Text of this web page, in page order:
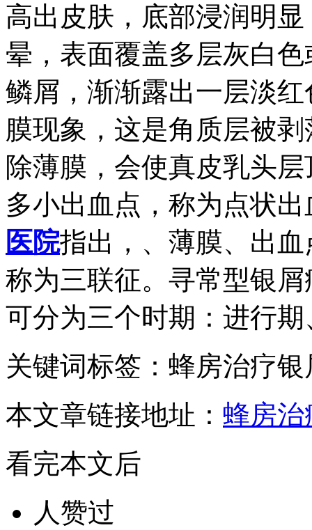
高出皮肤，底部浸润明
晕，表面覆盖多层灰白
鳞屑，渐渐露出一层淡
膜现象，这是角质层被
除薄膜，会使真皮乳头
多小出血点，称为点状
医院指出，、薄膜、出
称为三联征。寻常型银
可分为三个时期：进行
关键词标签：蜂房治疗银
本文章链接地址： 蜂房
看完本文后
人赞过